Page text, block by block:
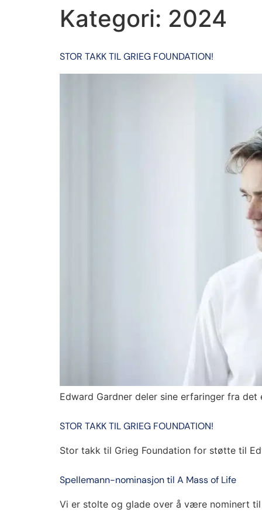
Kategori: 2024
STOR TAKK TIL GRIEG FOUNDATION!
Edward Gardner deler sine erfaringer fra
STOR TAKK TIL GRIEG FOUNDATION!
Stor takk til Grieg Foundation for støtte til
Spellemann-nominasjon til A Mass of Life
Vi er stolte og glade over å være nominert til